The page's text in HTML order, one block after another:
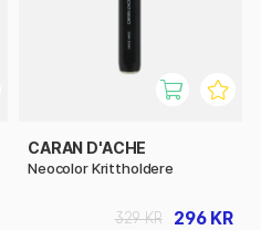
CARAN D'ACHE
Neocolor Krittholdere
296 KR
329 KR